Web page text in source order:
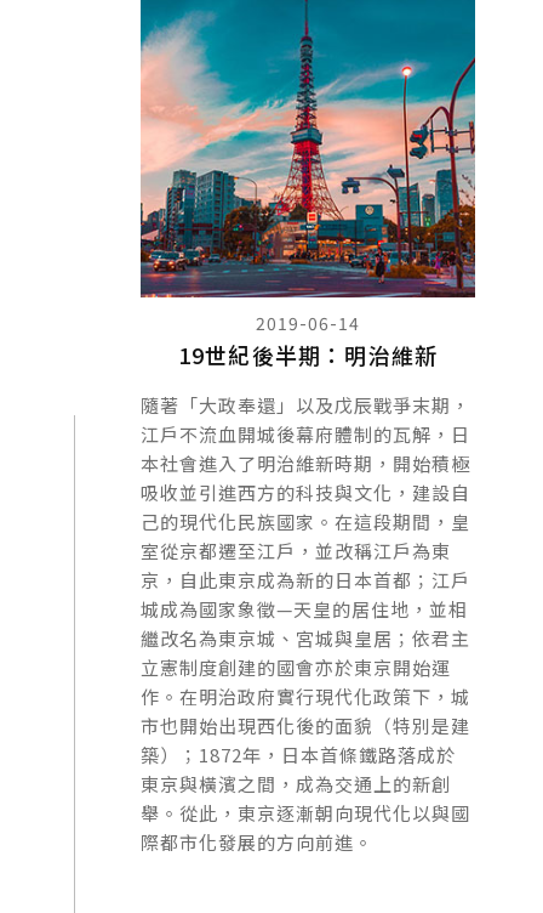
2019-06-14
19世紀後半期：明治維新
隨著「大政奉還」以及戊辰戰爭末期，
江戶不流血開城後幕府體制的瓦解，日
本社會進入了明治維新時期，開始積極
吸收並引進西方的科技與文化，建設自
己的現代化民族國家。在這段期間，皇
室從京都遷至江戶，並改稱江戶為東
京，自此東京成為新的日本首都；江戶
城成為國家象徵—天皇的居住地，並相
繼改名為東京城、宮城與皇居；依君主
立憲制度創建的國會亦於東京開始運
作。在明治政府實行現代化政策下，城
市也開始出現西化後的面貌（特別是建
築）；1872年，日本首條鐵路落成於
東京與橫濱之間，成為交通上的新創
舉。從此，東京逐漸朝向現代化以與國
際都市化發展的方向前進。